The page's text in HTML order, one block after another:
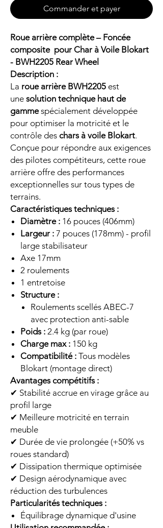
Commander et payer
Roue arrière complète – Foncée
composite pour Char à Voile Blokart
- BWH2205 Rear Wheel
Description :
La roue arrière BWH2205 est
une solution technique haut de
gammespécialement développée
pour optimiser la motricité et le
contrôle des chars à voile Blokart.
Conçue pour répondre aux exigences
des pilotes compétiteurs, cette roue
arrière offre des performances
exceptionnelles sur tous types de
terrains.
Caractéristiques techniques :
Diamètre : 16 pouces (406mm)
Largeur : 7 pouces (178mm) - profil
large stabilisateur
Axe 17mm
2 roulements
1 entretoise
Structure :
Roulements scellés ABEC-7
avec protection anti-sable
Poids : 2.4 kg (par roue)
Charge max : 150 kg
Compatibilité : Tous modèles
Blokart (montage direct)
Avantages compétitifs :
✔ Stabilité accrue en virage grâce au
profil large
✔ Meilleure motricité en terrain
meuble
✔ Durée de vie prolongée (+50% vs
roues standard)
✔ Dissipation thermique optimisée
✔ Design aérodynamique avec
réduction des turbulences
Particularités techniques :
Équilibrage dynamique d'usine